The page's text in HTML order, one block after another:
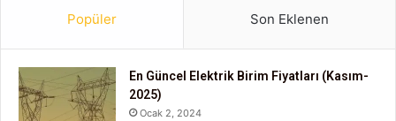
Popüler Son Eklenen
En Güncel Elektrik Birim Fiyatları (Kasım-
2025)
Ocak 2, 2024